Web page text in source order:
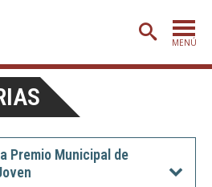
MENÚ
PORTADA
ADMISIÓN
BÁSICA
CARRERAS
Premio Municipal de